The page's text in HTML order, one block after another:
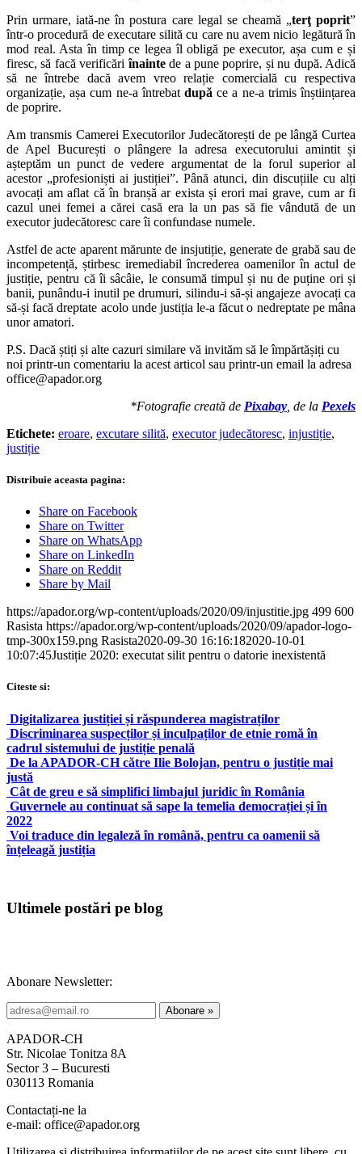
Prin urmare, iată-ne în postura care legal se cheamă „terţ poprit”
într-o procedură de executare silită cu care nu avem nicio legătură în
mod real. Asta în timp ce legea îl obligă pe executor, așa cum e și
firesc, să facă verificăriînaintede a pune poprire, și nu după. Adică
să ne întrebe dacă avem vreo relație comercială cu respectiva
organizație, așa cum ne-a întrebat dupăce a ne-a trimis înștiințarea
de poprire.
Am transmis Camerei Executorilor Judecătorești de pe lângă Curtea
de Apel București o plângere la adresa executorului amintit și
așteptăm un punct de vedere argumentat de la forul superior al
acestor „profesioniști ai justiției”. Până atunci, din discuțiile cu alți
avocați am aflat că în branșă ar exista și erori mai grave, cum ar fi
cazul unei femei a cărei casă era la un pas să fie vândută de un
executor judecătoresc care îi confundase numele.
Astfel de acte aparent mărunte de insjutiție, generate de grabă sau de
incompetență, știrbesc iremediabil încrederea oamenilor în actul de
justiție, pentru că îi sâcâie, le consumă timpul și nu de puține ori și
banii, punându-i inutil pe drumuri, silindu-i să-și angajeze avocați ca
să-și facă dreptate acolo unde justiția le-a făcut o nedreptate pe mâna
unor amatori.
P.S. Dacă știți și alte cazuri similare vă invităm să le împărtășiți cu
noi printr-un comentariu la acest articol sau printr-un email la adresa
office@apador.org
*Fotografie creată de Pixabay , de la Pexels
Etichete: eroare, excutare silită, executor judecătoresc, injustiție,
justiție
Distribuie aceasta pagina:
Share on Facebook
Share on Twitter
Share on WhatsApp
Share on LinkedIn
Share on Reddit
Share by Mail
https://apador.org/wp-content/uploads/2020/09/injustitie.jpg 499 600
Rasista https://apador.org/wp-content/uploads/2020/09/apador-logo-
tmp-300x159.png Rasista2020-09-30 16:16:182020-10-01
10:07:45Justiție 2020: executat silit pentru o datorie inexistentă
Citeste si:
Digitalizarea justiției și răspunderea magistraților
Discriminarea suspecților și inculpaților de etnie romă în
cadrul sistemului de justiție penală
De la APADOR-CH către Ilie Bolojan, pentru o justiție mai
justă
Cât de greu e să simplifici limbajul juridic în România
Guvernele au continuat să sape la temelia democrației și în
2022
Voi traduce din legaleză în română, pentru ca oamenii să
înțeleagă justiția
Ultimele postări pe blog
Abonare Newsletter:
APADOR-CH
Str. Nicolae Tonitza 8A
Sector 3 – Bucuresti
030113 Romania
Contactați-ne la
e-mail: office@apador.org